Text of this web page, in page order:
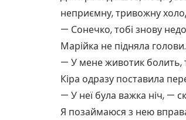
неприємну, тривожну
— Сонечко, тобі знову
Марійка не підняла голови.
— У мене животик болить,
Кіра одразу поставила
— У неї була важка ніч, —
Я позаймаюся з нею